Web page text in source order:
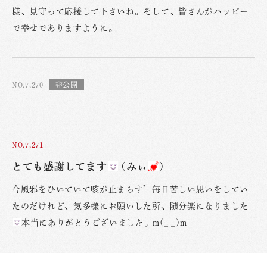
様、見守って応援して下さいね。そして、皆さんがハッピー
で幸せでありますように。
NO.7,270
NO.7,271
とても感謝してます (みぃ )
今風邪をひいていて咳が止まらす゛毎日苦しい思いをしてい
たのだけれど、気多様にお願いした所、随分楽になりました
本当にありがとうございました。m(_ _)m